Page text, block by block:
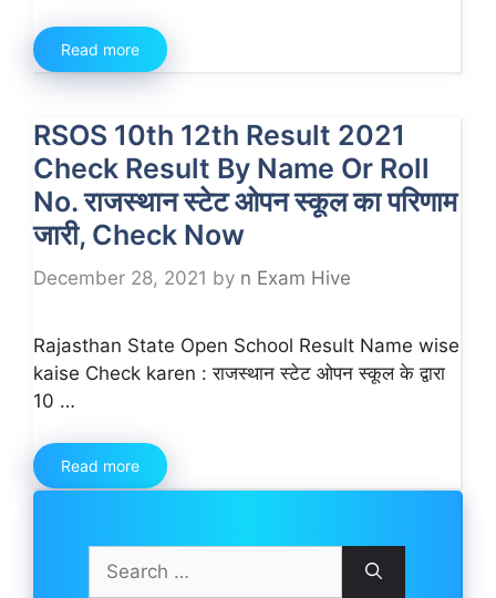
Read more
RSOS 10th 12th Result 2021
Check Result By Name Or Roll
No. राजस्थान स्टेट ओपन स्कूल का परिणाम
जारी, Check Now
December 28, 2021 by n Exam Hive
Rajasthan State Open School Result Name wise
kaise Check karen : राजस्थान स्टेट ओपन स्कूल के द्वारा
10 …
Read more
Search
for: